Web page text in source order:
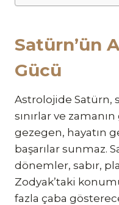
Satürn’ün
Gücü
Astrolojide Satürn,
sınırlar ve
gezegen, hayatın
başarılar sunmaz.
dönemler, sabır,
Zodyak’taki
fazla çaba